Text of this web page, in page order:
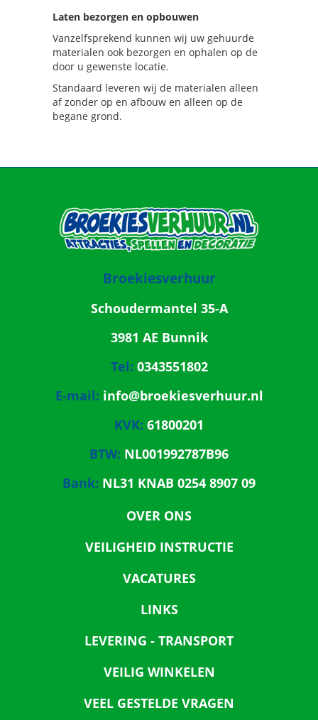
Laten bezorgen en opbouwen
Vanzelfsprekend kunnen wij uw gehuurde
materialen ook bezorgen en ophalen op de
door u gewenste locatie.
Standaard leveren wij de materialen alleen
af zonder op en afbouw en alleen op de
begane grond.
Broekiesverhuur
Schoudermantel 35-A
3981 AE Bunnik
Tel: 0343551802
E-mail: info@broekiesverhuur.nl
KVK: 61800201
BTW: NL001992787B96
Bank: NL31 KNAB 0254 8907 09
OVER ONS
VEILIGHEID INSTRUCTIE
VACATURES
LINKS
LEVERING - TRANSPORT
VEILIG WINKELEN
VEEL GESTELDE VRAGEN